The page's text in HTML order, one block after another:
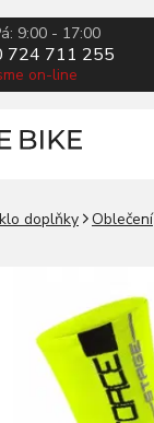
9:00 - 17:00
724 711 255
on-line
doplňky Oblečení